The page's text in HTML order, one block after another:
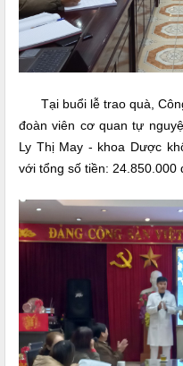
Tại buổi lễ trao quà,
đoàn viên cơ quan tự
Ly Thị May - khoa Dược
với tổng số tiền: 24.850.000